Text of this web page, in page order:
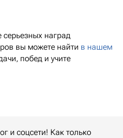
серьезных наград
вы можете найти в нашем
побед и учите
и соцсети! Как только